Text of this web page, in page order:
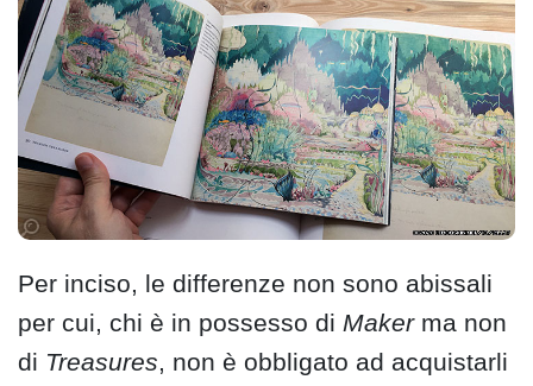
Per inciso, le differenze non sono abissali
per cui, chi è in possesso di Makerma non
di Treasures, non è obbligato ad acquistarli